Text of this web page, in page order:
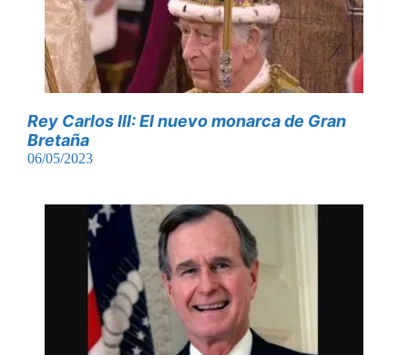
Rey Carlos III: El nuevo monarca de Gran
Bretaña
06/05/2023